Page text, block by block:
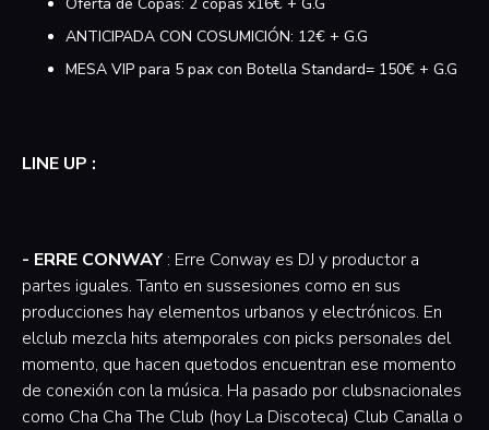
ANTICIPADA CON COSUMICIÓN: 12€ + G.G
MESA VIP para 5 pax con Botella Standard= 150€ + G.G
LINE UP :
- ERRE CONWAY : Erre Conway es DJ y productor a
partes iguales. Tanto en sussesiones como en sus
producciones hay elementos urbanos y electrónicos. En
elclub mezcla hits atemporales con picks personales del
momento, que hacen quetodos encuentran ese momento
de conexión con la música. Ha pasado por clubsnacionales
como Cha Cha The Club (hoy La Discoteca) Club Canalla o